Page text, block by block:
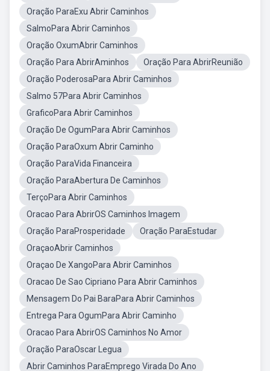
Oração ParaExu Abrir Caminhos
SalmoPara Abrir Caminhos
Oração OxumAbrir Caminhos
Oração Para AbrirAminhos
Oração Para AbrirReunião
Oração PoderosaPara Abrir Caminhos
Salmo 57Para Abrir Caminhos
GraficoPara Abrir Caminhos
Oração De OgumPara Abrir Caminhos
Oração ParaOxum Abrir Caminho
Oração ParaVida Financeira
Oração ParaAbertura De Caminhos
TerçoPara Abrir Caminhos
Oracao Para AbrirOS Caminhos Imagem
Oração ParaProsperidade
Oração ParaEstudar
OraçaoAbrir Caminhos
Oraçao De XangoPara Abrir Caminhos
Oracao De Sao Cipriano Para Abrir Caminhos
Mensagem Do Pai BaraPara Abrir Caminhos
Entrega Para OgumPara Abrir Caminho
Oracao Para AbrirOS Caminhos No Amor
Oração ParaOscar Legua
Abrir Caminhos ParaEmprego Virada Do Ano